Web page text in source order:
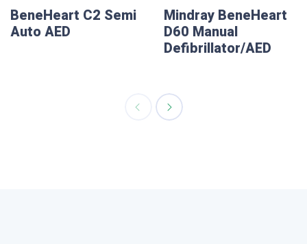
BeneHeart C2 Semi
Auto AED
Mindray BeneHeart
D60 Manual
Defibrillator/AED